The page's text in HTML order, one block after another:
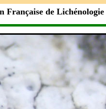
Française de Lichénologie